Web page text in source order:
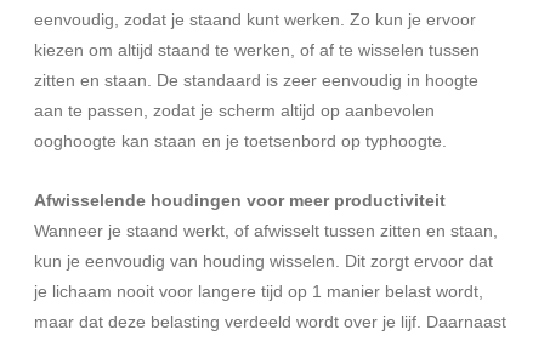
eenvoudig, zodat je staand kunt werken. Zo kun je ervoor
kiezen om altijd staand te werken, of af te wisselen tussen
zitten en staan. De standaard is zeer eenvoudig in hoogte
aan te passen, zodat je scherm altijd op aanbevolen
ooghoogte kan staan en je toetsenbord op typhoogte.
Afwisselende houdingen voor meer productiviteit
Wanneer je staand werkt, of afwisselt tussen zitten en staan,
kun je eenvoudig van houding wisselen. Dit zorgt ervoor dat
je lichaam nooit voor langere tijd op 1 manier belast wordt,
maar dat deze belasting verdeeld wordt over je lijf. Daarnaast